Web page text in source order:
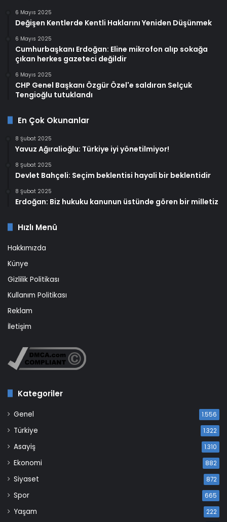
6 Mayıs 2025
Değişen Kentlerde Kentli Haklarını Yeniden Düşünmek
6 Mayıs 2025
Cumhurbaşkanı Erdoğan: Eline mikrofon alıp sokağa
çıkan herkes gazeteci değildir
6 Mayıs 2025
CHP Genel Başkanı Özgür Özel'e saldıran Selçuk
Tengioğlu tutuklandı
En Çok Okunanlar
8 Şubat 2025
Yavuz Ağıralioğlu: Türkiye iyi yönetilmiyor!
8 Şubat 2025
Devlet Bahçeli: Seçim beklentisi hayali bir beklentidir
8 Şubat 2025
Erdoğan: Biz hukuku kanunun üstünde gören bir milletiz
Hızlı Menü
Hakkımızda
Künye
Gizlilik Politikası
Kullanım Politikası
Reklam
İletişim
Kategoriler
Genel 1.556
Türkiye 1.322
Asayiş 1.310
Ekonomi 882
Siyaset 872
Spor 665
Yaşam 222